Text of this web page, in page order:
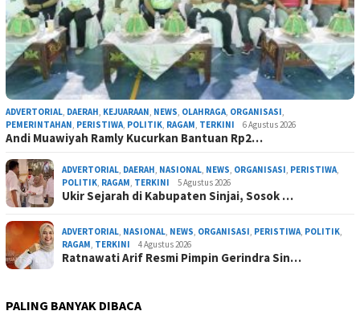
ADVERTORIAL, DAERAH, KEJUARAAN, NEWS, OLAHRAGA, ORGANISASI,
PEMERINTAHAN, PERISTIWA, POLITIK, RAGAM, TERKINI 6 Agustus 2026
Andi Muawiyah Ramly Kucurkan Bantuan Rp2…
ADVERTORIAL, DAERAH, NASIONAL, NEWS, ORGANISASI, PERISTIWA,
POLITIK, RAGAM, TERKINI 5 Agustus 2026
Ukir Sejarah di Kabupaten Sinjai, Sosok …
ADVERTORIAL, NASIONAL, NEWS, ORGANISASI, PERISTIWA, POLITIK,
RAGAM, TERKINI 4 Agustus 2026
Ratnawati Arif Resmi Pimpin Gerindra Sin…
PALING BANYAK DIBACA